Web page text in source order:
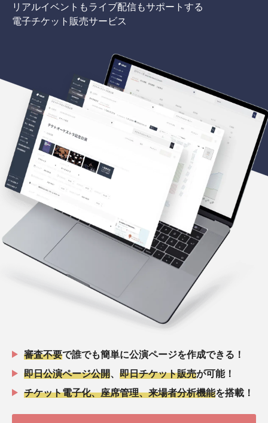
リアルイベントもライブ配信もサポートする
電子チケット販売サービス
審査不要で誰でも簡単に公演ページを作成できる！
即日公演ページ公開
即日チケット販売が可能！
チケット電子化、座席管理、来場者分析機能を搭載！